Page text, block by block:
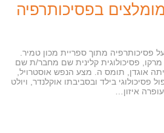
בפסיכותרפיה
מתוך ספריית מכון טמיר.
פסיכולוגית קלינית שם מחבר/ת שם
אוגדן, תומס ה. מצע הנפש אוסטרויל,
פסיכולוגי בילד ובסביבתו אוקלנדר, ויולט
איזון…